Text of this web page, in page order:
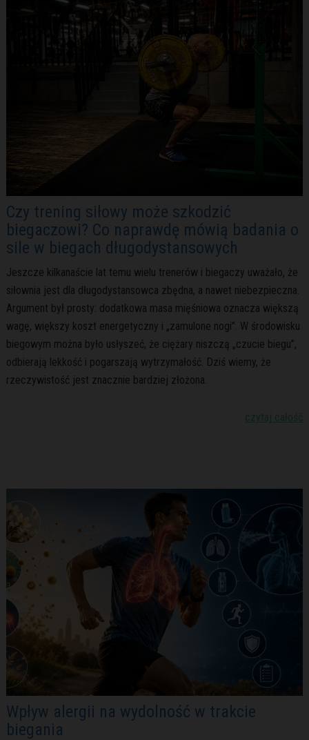
Czy trening siłowy może szkodzić
biegaczowi? Co naprawdę mówią badania o
sile w biegach długodystansowych
Jeszcze kilkanaście lat temu wielu trenerów i biegaczy uważało, że
siłownia jest dla długodystansowca zbędna, a nawet niebezpieczna.
Argument był prosty: dodatkowa masa mięśniowa oznacza większą
wagę, większy koszt energetyczny i „zamulone nogi”. W środowisku
biegowym można było usłyszeć, że ciężary niszczą „czucie biegu”,
odbierają lekkość i pogarszają wytrzymałość. Dziś wiemy, że
rzeczywistość jest znacznie bardziej złożona.
czytaj całość
Wpływ alergii na wydolność w trakcie
biegania